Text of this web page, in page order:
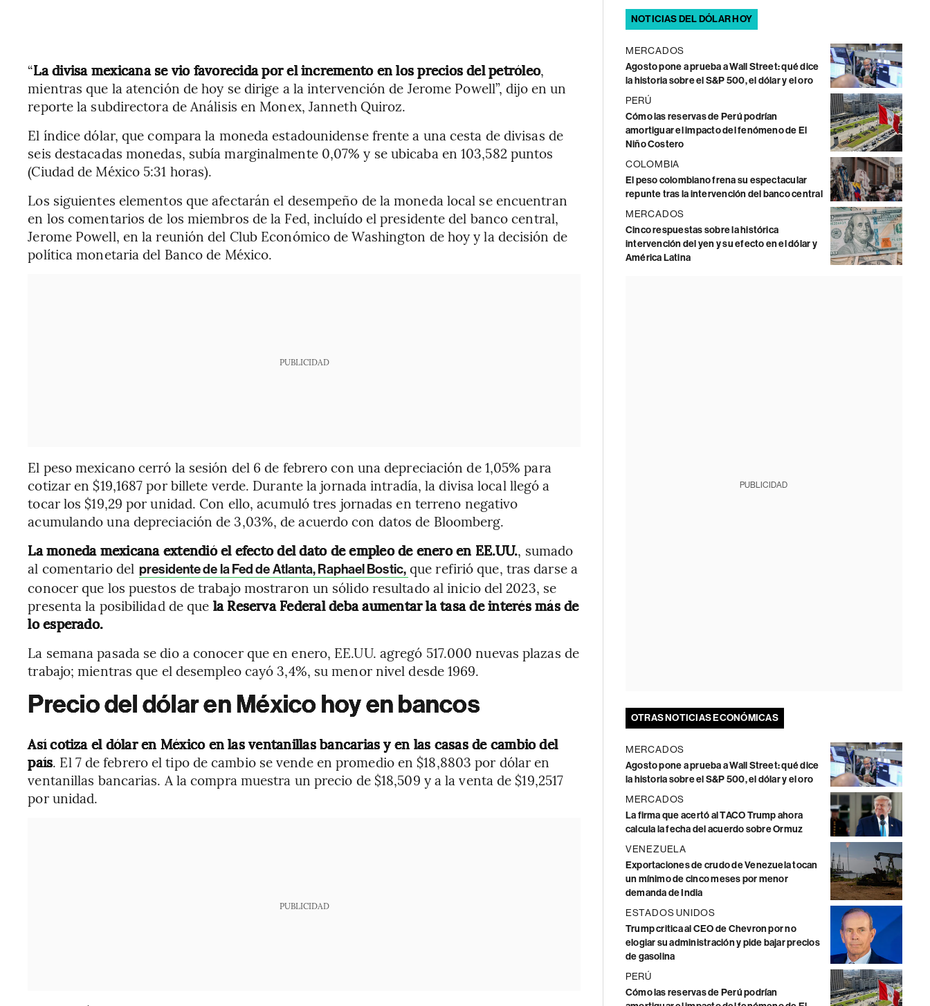
“La divisa mexicana se vio favorecida por el incremento en los precios del petróleo,
mientras que la atención de hoy se dirige a la intervención de Jerome Powell”, dijo en un
reporte la subdirectora de Análisis en Monex, Janneth Quiroz.
El índice dólar, que compara la moneda estadounidense frente a una cesta de divisas de
seis destacadas monedas, subía marginalmente 0,07% y se ubicaba en 103,582 puntos
(Ciudad de México 5:31 horas).
Los siguientes elementos que afectarán el desempeño de la moneda local se encuentran
en los comentarios de los miembros de la Fed, incluído el presidente del banco central,
Jerome Powell, en la reunión del Club Económico de Washington de hoy y la decisión de
política monetaria del Banco de México.
PUBLICIDAD
El peso mexicano cerró la sesión del 6 de febrero con una depreciación de 1,05% para
cotizar en $19,1687 por billete verde. Durante la jornada intradía, la divisa local llegó a
tocar los $19,29 por unidad. Con ello, acumuló tres jornadas en terreno negativo
acumulando una depreciación de 3,03%, de acuerdo con datos de Bloomberg.
La moneda mexicana extendió el efecto del dato de empleo de enero en EE.UU., sumado
al comentario del presidente de la Fed de Atlanta, Raphael Bostic, que refirió que, tras darse a
conocer que los puestos de trabajo mostraron un sólido resultado al inicio del 2023, se
presenta la posibilidad de que la Reserva Federal deba aumentar la tasa de interés más de
lo esperado.
La semana pasada se dio a conocer que en enero, EE.UU. agregó 517.000 nuevas plazas de
trabajo; mientras que el desempleo cayó 3,4%, su menor nivel desde 1969.
Precio del dólar en México hoy en bancos
Así cotiza el dólar en México en las ventanillas bancarias y en las casas de cambio del
país. El 7 de febrero el tipo de cambio se vende en promedio en $18,8803 por dólar en
ventanillas bancarias. A la compra muestra un precio de $18,509 y a la venta de $19,2517
por unidad.
PUBLICIDAD
NOTICIAS DEL DÓLAR HOY
MERCADOS
Agosto pone a prueba a Wall Street: qué dice
la historia sobre el S&P 500, el dólar y el oro
PERÚ
Cómo las reservas de Perú podrían
amortiguar el impacto del fenómeno de El
Niño Costero
COLOMBIA
El peso colombiano frena su espectacular
repunte tras la intervención del banco central
MERCADOS
Cinco respuestas sobre la histórica
intervención del yen y su efecto en el dólar y
América Latina
PUBLICIDAD
OTRAS NOTICIAS ECONÓMICAS
MERCADOS
Agosto pone a prueba a Wall Street: qué dice
la historia sobre el S&P 500, el dólar y el oro
MERCADOS
La firma que acertó al TACO Trump ahora
calcula la fecha del acuerdo sobre Ormuz
VENEZUELA
Exportaciones de crudo de Venezuela tocan
un mínimo de cinco meses por menor
demanda de India
ESTADOS UNIDOS
Trump critica al CEO de Chevron por no
elogiar su administración y pide bajar precios
de gasolina
PERÚ
Cómo las reservas de Perú podrían